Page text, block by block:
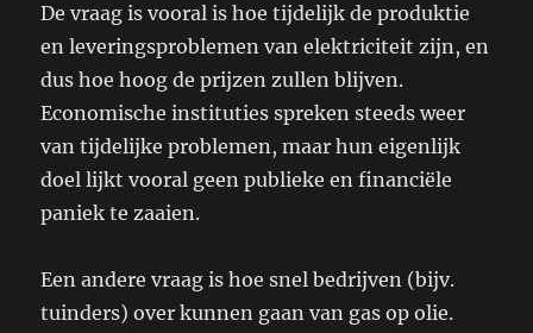
De vraag is vooral is hoe tijdelijk de produktie
en leveringsproblemen van elektriciteit zijn, en
dus hoe hoog de prijzen zullen blijven.
Economische instituties spreken steeds weer
van tijdelijke problemen, maar hun eigenlijk
doel lijkt vooral geen publieke en financiële
paniek te zaaien.
Een andere vraag is hoe snel bedrijven (bijv.
tuinders) over kunnen gaan van gas op olie.